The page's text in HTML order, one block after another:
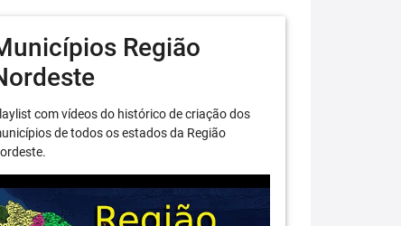
Região
com vídeos do histórico de criação dos
de todos os estados da Região